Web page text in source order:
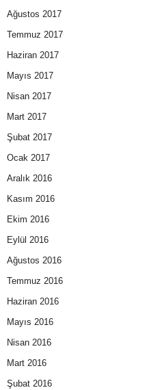
Ağustos 2017
Temmuz 2017
Haziran 2017
Mayıs 2017
Nisan 2017
Mart 2017
Şubat 2017
Ocak 2017
Aralık 2016
Kasım 2016
Ekim 2016
Eylül 2016
Ağustos 2016
Temmuz 2016
Haziran 2016
Mayıs 2016
Nisan 2016
Mart 2016
Şubat 2016